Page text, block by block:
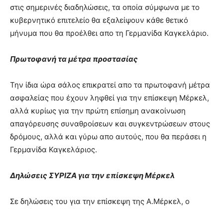
στις σημερινές διαδηλώσεις, τα οποία σύμφωνα με το
κυβερνητικό επιτελείο θα εξαλείψουν κάθε θετικό
μήνυμα που θα προέλθει απο τη Γερμανίδα Καγκελάριο.
Πρωτοφανή τα μέτρα προστασίας
Την ίδια ώρα σάλος επικρατεί απο τα πρωτοφανή μέτρα
ασφαλείας που έχουν ληφθεί για την επίσκεψη Μέρκελ,
αλλά κυρίως για την πρώτη επίσημη ανακοίνωση
απαγόρευσης συναθροίσεων και συγκεντρώσεων στους
δρόμους, αλλά και γύρω απο αυτούς, που θα περάσει η
Γερμανίδα Καγκελάριος.
Δηλώσεις ΣΥΡΙΖΑ για την επίσκεψη Μέρκελ
Σε δηλώσεις του για την επίσκεψη της Α.Μέρκελ, ο